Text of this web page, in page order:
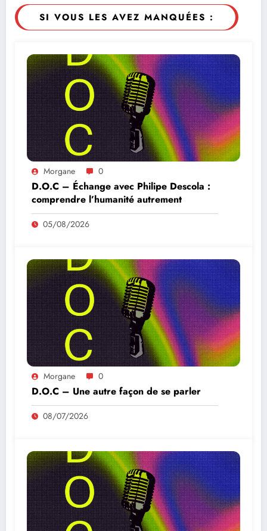
SI VOUS LES AVEZ MANQUÉES :
Morgane 0
D.O.C – Échange avec Philipe Descola :
comprendre l’humanité autrement
05/08/2026
Morgane 0
D.O.C – Une autre façon de se parler
08/07/2026